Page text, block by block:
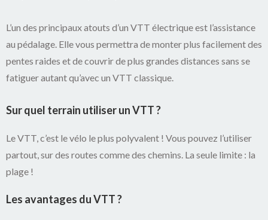
L’un des principaux atouts d’un VTT électrique est l’assistance
au pédalage. Elle vous permettra de monter plus facilement des
pentes raides et de couvrir de plus grandes distances sans se
fatiguer autant qu’avec un VTT classique.
Sur quel terrain utiliser un VTT ?
Le VTT, c’est le vélo le plus polyvalent ! Vous pouvez l’utiliser
partout, sur des routes comme des chemins. La seule limite : la
plage !
Les avantages du VTT ?